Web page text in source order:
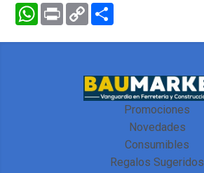
WhatsApp
Print Copy
Link
Promociones
Novedades
Consumibles
Regalos Sugeridos